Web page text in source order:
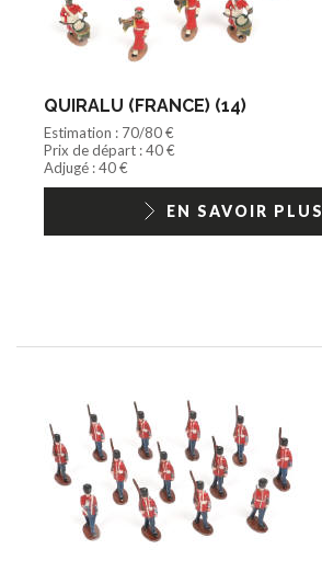
QUIRALU (FRANCE) (14)
Estimation : 70/80 €
Prix de départ : 40 €
Adjugé : 40 €
EN SAVOIR PLUS